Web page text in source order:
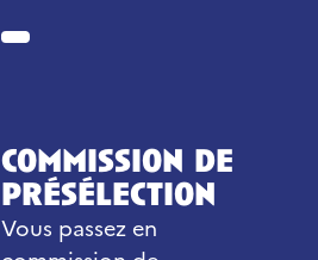
commission de
présélection
Vous passez en